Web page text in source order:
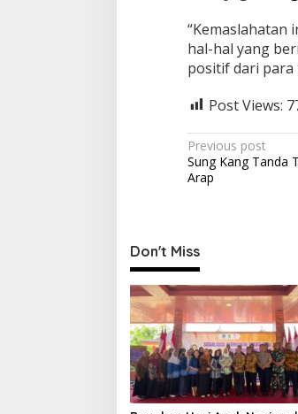
“Kemaslahatan
hal-hal yang
positif dari
Post Views:
P
o
n
a
v
i
g
a
t
Previous post
Sung Kang Tanda
Arap
Don't Miss